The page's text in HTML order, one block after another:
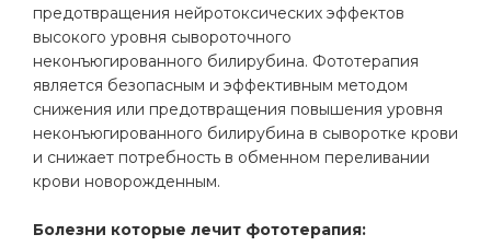
предотвращения нейротоксических эффектов
высокого уровня сывороточного
неконъюгированного билирубина. Фототерапия
является безопасным и эффективным методом
снижения или предотвращения повышения уровня
неконъюгированного билирубина в сыворотке крови
и снижает потребность в обменном переливании
крови новорожденным.
Болезни которые лечит фототерапия: